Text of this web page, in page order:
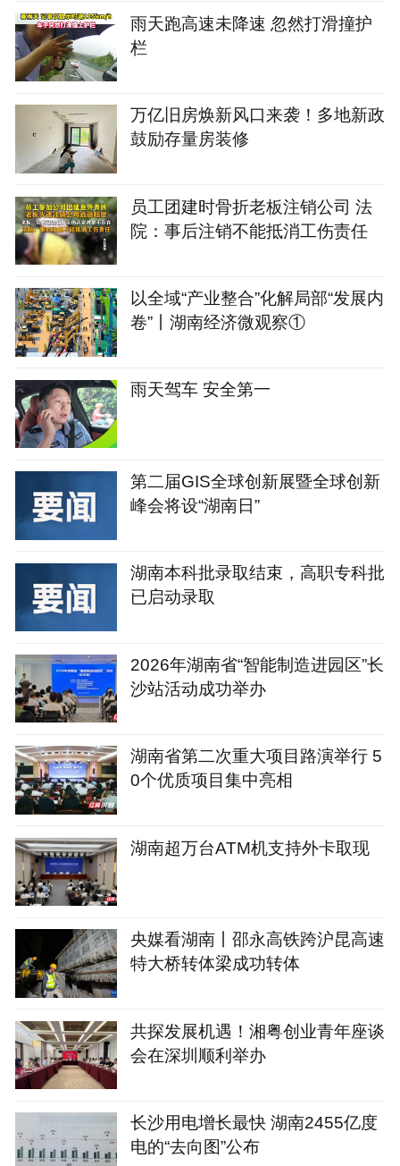
雨天跑高速未降速 忽然打滑撞护
栏
万亿旧房焕新风口来袭！多地新政
鼓励存量房装修
员工团建时骨折老板注销公司 法
院：事后注销不能抵消工伤责任
以全域“产业整合”化解局部“发展内
卷”丨湖南经济微观察①
雨天驾车 安全第一
第二届GIS全球创新展暨全球创新
峰会将设“湖南日”
湖南本科批录取结束，高职专科批
已启动录取
2026年湖南省“智能制造进园区”长
沙站活动成功举办
湖南省第二次重大项目路演举行 5
0个优质项目集中亮相
湖南超万台ATM机支持外卡取现
央媒看湖南丨邵永高铁跨沪昆高速
特大桥转体梁成功转体
共探发展机遇！湘粤创业青年座谈
会在深圳顺利举办
长沙用电增长最快 湖南2455亿度
电的“去向图”公布